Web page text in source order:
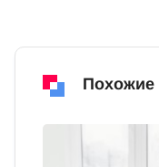
Похожие